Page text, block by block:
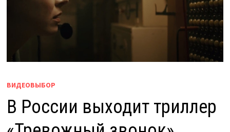
ВИДЕОВЫБОР
В России выходит триллер